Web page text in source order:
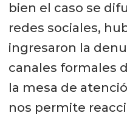
bien el caso se
redes sociales,
ingresaron la
canales formales
la mesa de
nos permite